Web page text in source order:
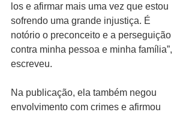
los e afirmar mais uma vez que estou
sofrendo uma grande injustiça. É
notório o preconceito e a perseguição
contra minha pessoa e minha família”,
escreveu.
Na publicação, ela também negou
envolvimento com crimes e afirmou